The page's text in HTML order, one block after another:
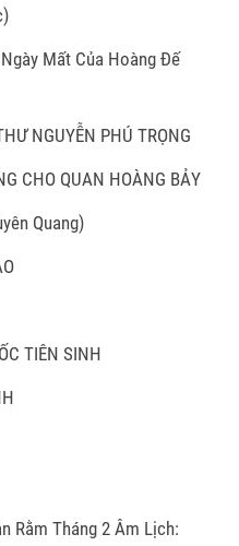
Mất Của Hoàng Đế
NGUYỄN PHÚ TRỌNG
CHO QUAN HOÀNG BẢY
Quang)
TIÊN SINH
Rằm Tháng 2 Âm Lịch: